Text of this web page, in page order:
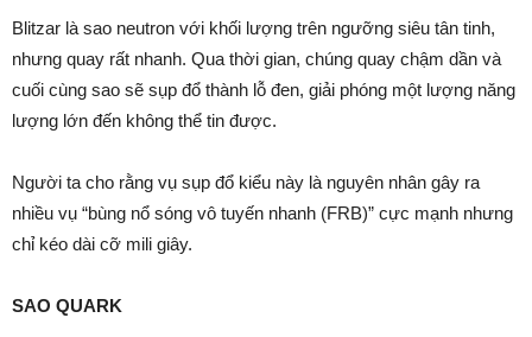
Blitzar là sao neutron với khối lượng trên ngưỡng siêu tân tinh,
nhưng quay rất nhanh. Qua thời gian, chúng quay chậm dần và
cuối cùng sao sẽ sụp đổ thành lỗ đen, giải phóng một lượng năng
lượng lớn đến không thể tin được.
Người ta cho rằng vụ sụp đổ kiểu này là nguyên nhân gây ra
nhiều vụ “bùng nổ sóng vô tuyến nhanh (FRB)” cực mạnh nhưng
chỉ kéo dài cỡ mili giây.
SAO QUARK